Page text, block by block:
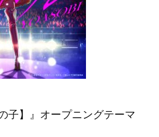
子】』オープニングテーマ